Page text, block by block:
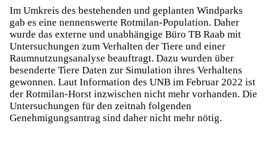
Im Umkreis des bestehenden und geplanten Windparks
gab es eine nennenswerte Rotmilan-Population. Daher
wurde das externe und unabhängige Büro TB Raab mit
Untersuchungen zum Verhalten der Tiere und einer
Raumnutzungsanalyse beauftragt. Dazu wurden über
besenderte Tiere Daten zur Simulation ihres Verhaltens
gewonnen. Laut Information des UNB im Februar 2022 ist
der Rotmilan-Horst inzwischen nicht mehr vorhanden. Die
Untersuchungen für den zeitnah folgenden
Genehmigungsantrag sind daher nicht mehr nötig.